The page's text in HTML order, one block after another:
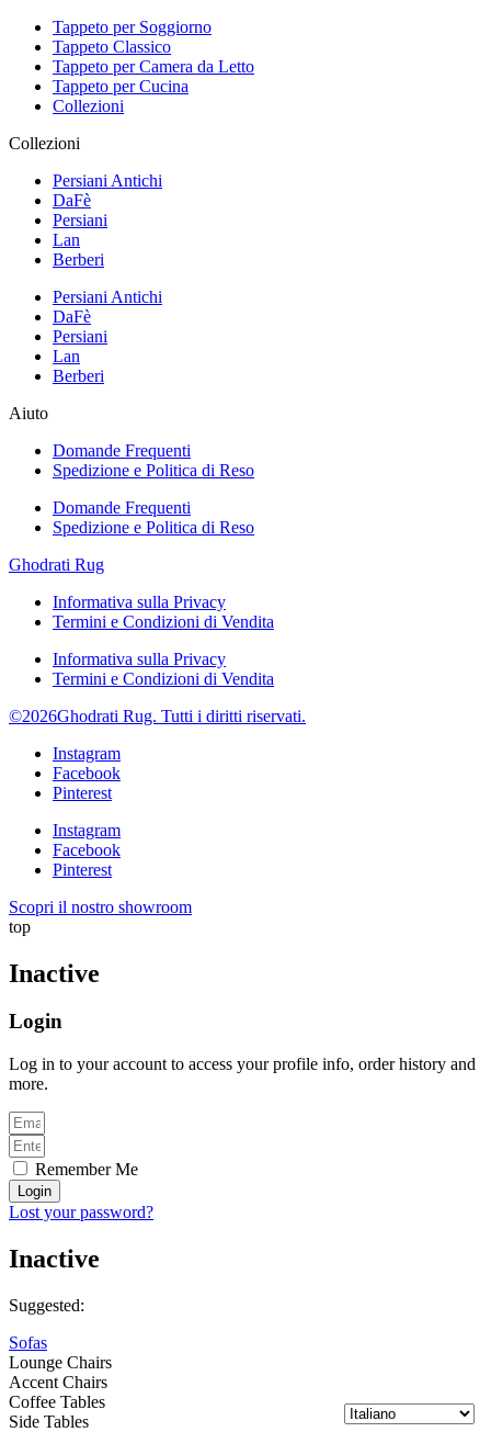
Tappeto per Soggiorno
Tappeto Classico
Tappeto per Camera da Letto
Tappeto per Cucina
Collezioni
Collezioni
Persiani Antichi
DaFè
Persiani
Lan
Berberi
Persiani Antichi
DaFè
Persiani
Lan
Berberi
Aiuto
Domande Frequenti
Spedizione e Politica di Reso
Domande Frequenti
Spedizione e Politica di Reso
Ghodrati Rug
Informativa sulla Privacy
Termini e Condizioni di Vendita
Informativa sulla Privacy
Termini e Condizioni di Vendita
©2026Ghodrati Rug. Tutti i diritti riservati.
Instagram
Facebook
Pinterest
Instagram
Facebook
Pinterest
Scopri il nostro showroom
top
Inactive
Login
Log in to your account to access your profile info, order history and
more.
Remember Me
Login
Lost your password?
Inactive
Suggested:
Sofas
Lounge Chairs
Accent Chairs
Coffee Tables
Side Tables